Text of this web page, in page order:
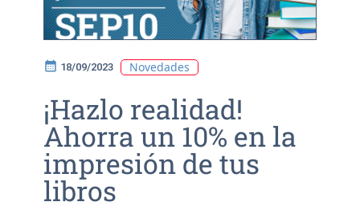
calendar_month 18/09/2023 Novedades
¡Hazlo realidad!
Ahorra un 10% en la
impresión de tus
libros